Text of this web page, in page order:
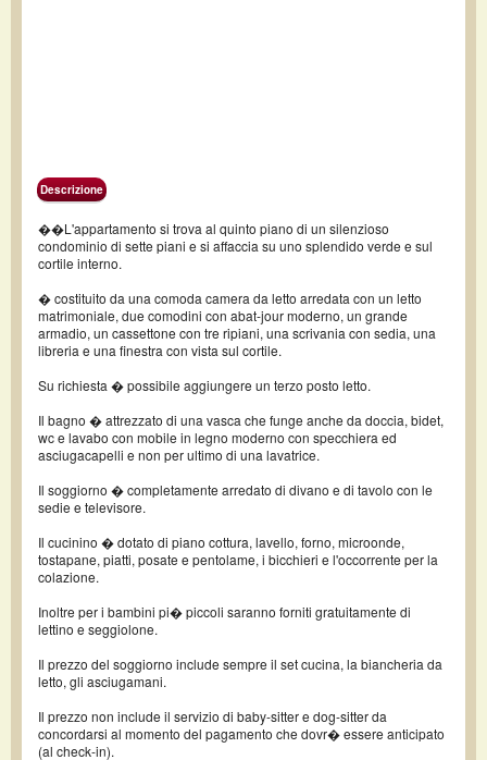
Descrizione
��L'appartamento si trova al quinto piano di un silenzioso
condominio di sette piani e si affaccia su uno splendido verde e sul
cortile interno.
� costituito da una comoda camera da letto arredata con un letto
matrimoniale, due comodini con abat-jour moderno, un grande
armadio, un cassettone con tre ripiani, una scrivania con sedia, una
libreria e una finestra con vista sul cortile.
Su richiesta � possibile aggiungere un terzo posto letto.
Il bagno � attrezzato di una vasca che funge anche da doccia, bidet,
wc e lavabo con mobile in legno moderno con specchiera ed
asciugacapelli e non per ultimo di una lavatrice.
Il soggiorno � completamente arredato di divano e di tavolo con le
sedie e televisore.
Il cucinino � dotato di piano cottura, lavello, forno, microonde,
tostapane, piatti, posate e pentolame, i bicchieri e l'occorrente per la
colazione.
Inoltre per i bambini pi� piccoli saranno forniti gratuitamente di
lettino e seggiolone.
Il prezzo del soggiorno include sempre il set cucina, la biancheria da
letto, gli asciugamani.
Il prezzo non include il servizio di baby-sitter e dog-sitter da
concordarsi al momento del pagamento che dovr� essere anticipato
(al check-in).